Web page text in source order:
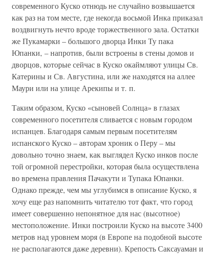
современного Куско отнюдь не случайно возвышается
как раз на том месте, где некогда восьмой Инка приказал
воздвигнуть нечто вроде торжественного зала. Остатки
же Пукамарки – большого дворца Инки Ту пака
Юпанки, – напротив, были встроены в стены домов и
дворцов, которые сейчас в Куско окаймляют улицы Св.
Катерины и Св. Августина, или же находятся на аллее
Маури или на улице Арекипы и т. п.
Таким образом, Куско «сыновей Солнца» в глазах
современного посетителя сливается с новым городом
испанцев. Благодаря самым первым посетителям
испанского Куско – авторам хроник о Перу – мы
довольно точно знаем, как выглядел Куско инков после
той огромной перестройки, которая была осуществлена
во времена правления Пачакути и Тупака Юпанки.
Однако прежде, чем мы углубимся в описание Куско, я
хочу еще раз напомнить читателю тот факт, что город
имеет совершенно непонятное для нас (высотное)
местоположение. Инки построили Куско на высоте 3400
метров над уровнем моря (в Европе на подобной высоте
не располагаются даже деревни). Крепость Саксауаман и